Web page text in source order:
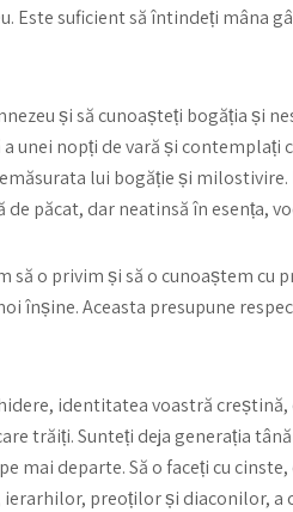
Este suficient să întindeți mâna
și să cunoașteți bogăția
unei nopți de vară și
lui bogăție și
păcat, dar neatinsă în esența,
o privim și să o cunoaștem cu
înșine. Aceasta presupune
identitatea voastră
trăiți. Sunteți deja generația
mai departe. Să o faceți cu
preoților și diaconilor, a